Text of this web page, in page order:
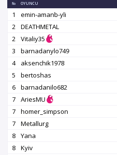
№ OYUNCU
1 emin-amanb-yli
2
DEATHMETAL
2
Vitaliy35
3
barnadanylo749
4
aksenchik1978
5
bertoshas
6
barnadanilo682
7
AriesMU
7
homer_simpson
7
Metallurg
8
Yana
8
Kyiv